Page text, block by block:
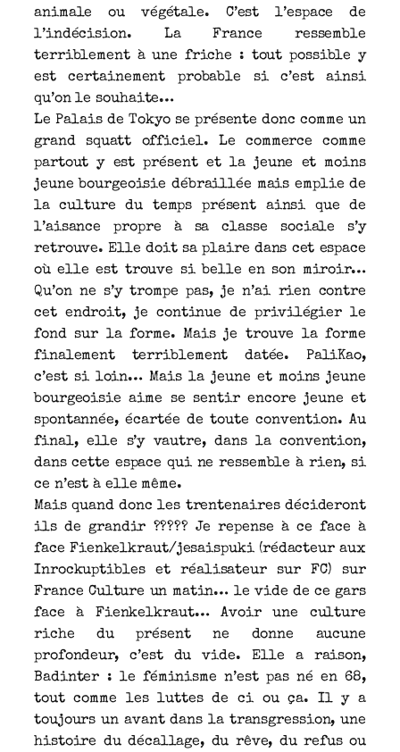
animale ou végétale. C’est l’espace de
l’indécision. La France ressemble
terriblement à une friche : tout possible y
est certainement probable si c’est ainsi
qu’on le souhaite…
Le Palais de Tokyo se présente donc comme un
grand squatt officiel. Le commerce comme
partout y est présent et la jeune et moins
jeune bourgeoisie débraillée mais emplie de
la culture du temps présent ainsi que de
l’aisance propre à sa classe sociale s’y
retrouve. Elle doit sa plaire dans cet espace
où elle est trouve si belle en son miroir…
Qu’on ne s’y trompe pas, je n’ai rien contre
cet endroit, je continue de privilégier le
fond sur la forme. Mais je trouve la forme
finalement terriblement datée. PaliKao,
c’est si loin… Mais la jeune et moins jeune
bourgeoisie aime se sentir encore jeune et
spontannée, écartée de toute convention. Au
final, elle s’y vautre, dans la convention,
dans cette espace qui ne ressemble à rien, si
ce n’est à elle même.
Mais quand donc les trentenaires décideront
ils de grandir ????? Je repense à ce face à
face Fienkelkraut/jesaispuki (rédacteur aux
Inrockuptibles et réalisateur sur FC) sur
France Culture un matin… le vide de ce gars
face à Fienkelkraut… Avoir une culture
riche du présent ne donne aucune
profondeur, c’est du vide. Elle a raison,
Badinter : le féminisme n’est pas né en 68,
tout comme les luttes de ci ou ça. Il y a
toujours un avant dans la transgression, une
histoire du décallage, du rêve, du refus ou